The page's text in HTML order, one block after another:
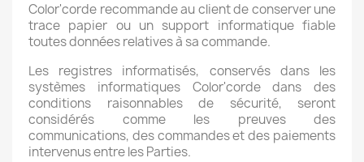
Color'corde recommande au client de conserver une
trace papier ou un support informatique fiable
toutes données relatives à sa commande.
Les registres informatisés, conservés dans les
systèmes informatiques Color'corde dans des
conditions raisonnables de sécurité, seront
considérés comme les preuves des
communications, des commandes et des paiements
intervenus entre les Parties.